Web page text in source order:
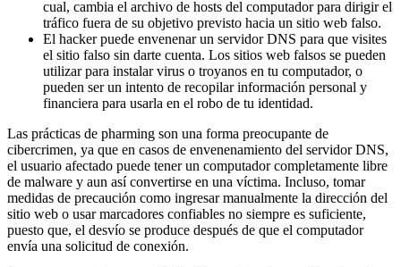
cual, cambia el archivo de hosts del computador para dirigir el
tráfico fuera de su objetivo previsto hacia un sitio web falso.
El hacker puede envenenar un servidor DNS para que visites
el sitio falso sin darte cuenta. Los sitios web falsos se pueden
utilizar para instalar virus o troyanos en tu computador, o
pueden ser un intento de recopilar información personal y
financiera para usarla en el robo de tu identidad.
Las prácticas de pharming son una forma preocupante de
cibercrimen, ya que en casos de envenenamiento del servidor DNS,
el usuario afectado puede tener un computador completamente libre
de malware y aun así convertirse en una víctima. Incluso, tomar
medidas de precaución como ingresar manualmente la dirección del
sitio web o usar marcadores confiables no siempre es suficiente,
puesto que, el desvío se produce después de que el computador
envía una solicitud de conexión.